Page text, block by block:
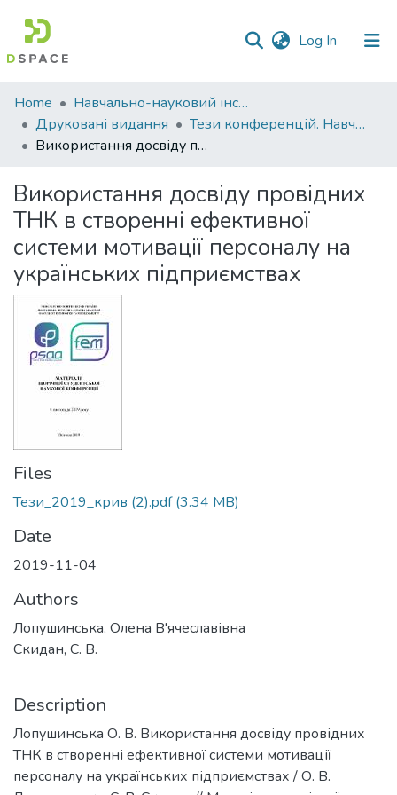
Log In (current)
Communities
&
Collections
Statistics
Home
Навчально-науковий інститут економіки, управління, права та інформаційних технологій
Друковані видання
Тези конференцій. Навчально-науковий інститут економіки, управління, права та інформаційних технологій
Використання досвіду провідних ТНК в створенні ефективної системи мотивації персоналу на українських підприємствах
Використання досвіду провідних
ТНК в створенні ефективної
системи мотивації персоналу на
українських підприємствах
Files
Тези_2019_крив (2).pdf(3.34 MB)
Date
2019-11-04
Authors
Лопушинська, Олена В'ячеславівна
Скидан, С. В.
Description
Лопушинська О. В. Використання досвіду провідних
ТНК в створенні ефективної системи мотивації
персоналу на українських підприємствах / О. В.